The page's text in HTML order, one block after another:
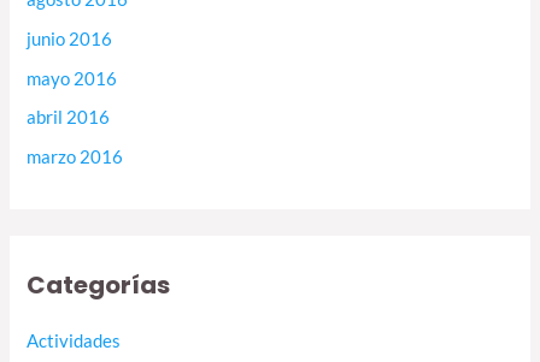
junio 2016
mayo 2016
abril 2016
marzo 2016
Categorías
Actividades